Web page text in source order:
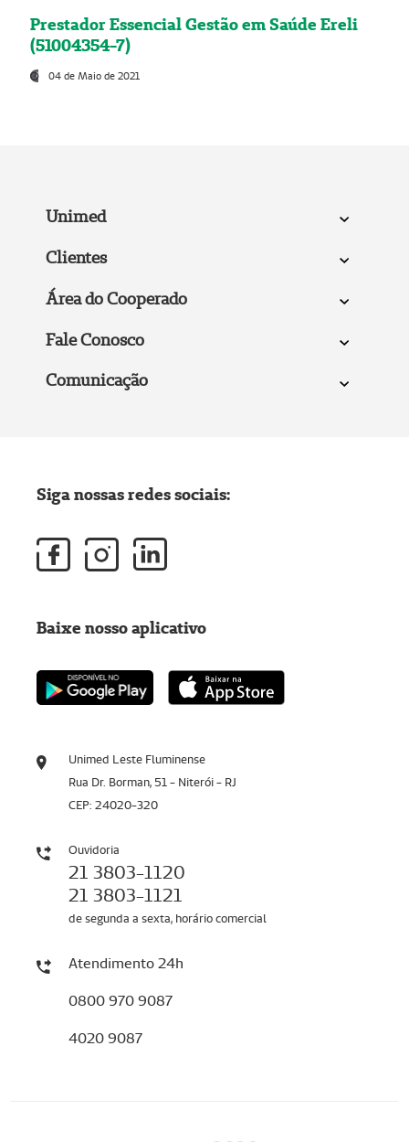
Prestador Essencial Gestão em Saúde Ereli
(51004354-7)
04 de Maio de 2021
Unimed
Clientes
Área do Cooperado
Fale Conosco
Comunicação
Unimed Leste Fluminense
Rua Dr. Borman, 51 - Niterói - RJ
CEP: 24020-320
Ouvidoria
21 3803-1120
21 3803-1121
de segunda a sexta, horário comercial
Atendimento 24h
0800 970 9087
4020 9087
Siga nossas redes sociais:
Baixe nosso aplicativo